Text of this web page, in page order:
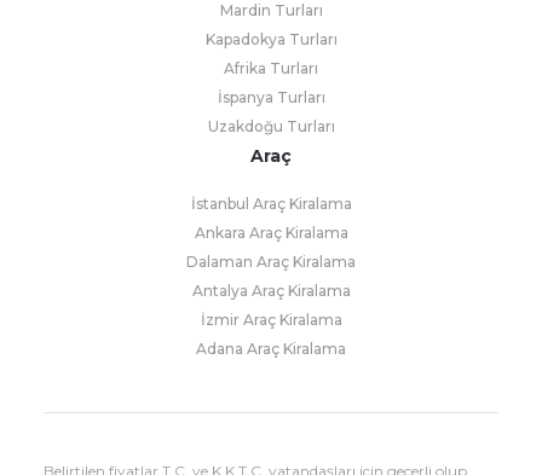
Mardin Turları
Kapadokya Turları
Afrika Turları
İspanya Turları
Uzakdoğu Turları
Araç
İstanbul Araç Kiralama
Ankara Araç Kiralama
Dalaman Araç Kiralama
Antalya Araç Kiralama
İzmir Araç Kiralama
Adana Araç Kiralama
Belirtilen fiyatlar T.C. ve K.K.T.C. vatandaşları için geçerli olup